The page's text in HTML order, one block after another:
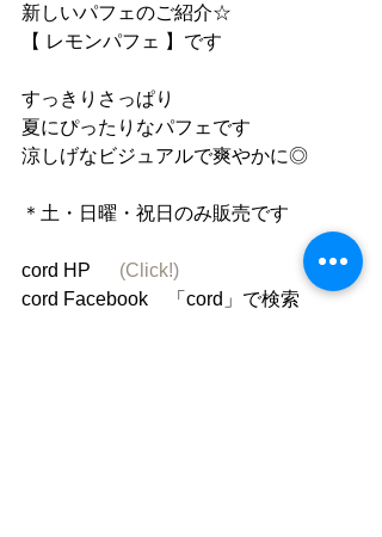
新しいパフェのご紹介☆
【 レモンパフェ 】です
すっきりさっぱり
夏にぴったりなパフェです
涼しげなビジュアルで爽やかに◎
＊土・日曜・祝日のみ販売です
cord HP (Click!)
cord Facebook　「cord」で検索